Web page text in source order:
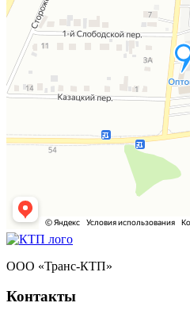
ООО «Транс-КТП»
Контакты